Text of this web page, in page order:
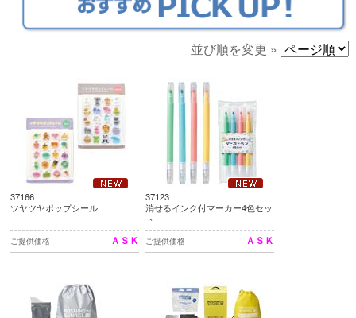
並び順を変更 »
37166
ツヤツヤポップシール
ご提供価格 ＡＳＫ
37123
消せるインク付マーカー4色セッ
ト
ご提供価格 ＡＳＫ